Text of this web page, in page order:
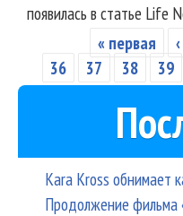
появилась в статье Life
Страницы
« первая
36
37 38 39
Kara Kross обнимает
Продолжение фильма